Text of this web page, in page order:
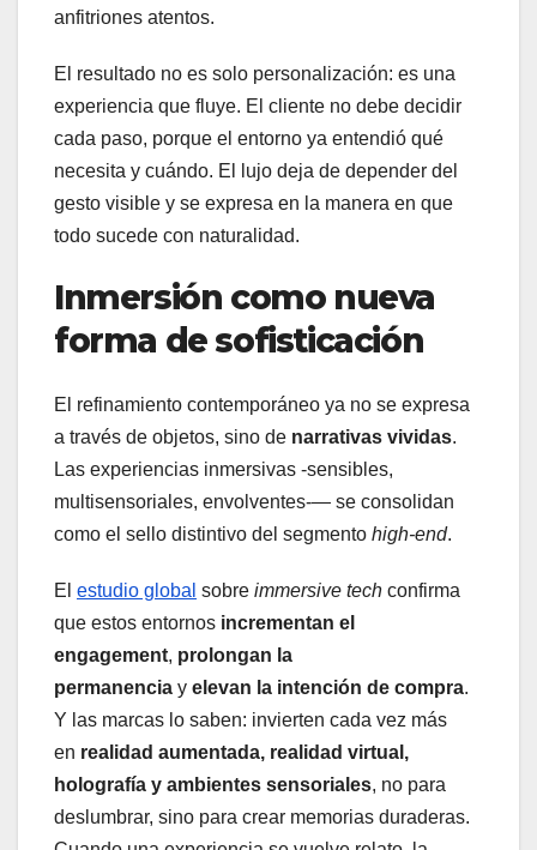
anfitriones atentos.
El resultado no es solo personalización: es una
experiencia que fluye. El cliente no debe decidir
cada paso, porque el entorno ya entendió qué
necesita y cuándo. El lujo deja de depender del
gesto visible y se expresa en la manera en que
todo sucede con naturalidad. ​
Inmersión como nueva
forma de sofisticación
El refinamiento contemporáneo ya no se expresa
a través de objetos, sino de narrativas vividas.
Las experiencias inmersivas -sensibles,
multisensoriales, envolventes-— se consolidan
como el sello distintivo del segmento high-end.
El estudio global sobre immersive tech confirma
que estos entornos incrementan el
engagement, prolongan la
permanencia y elevan la intención de compra.
Y las marcas lo saben: invierten cada vez más
en realidad aumentada, realidad virtual,
holografía y ambientes sensoriales, no para
deslumbrar, sino para crear memorias duraderas.